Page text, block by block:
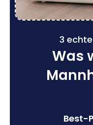
3
Was
Best-